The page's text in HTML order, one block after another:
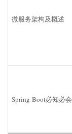
微服务架构及概述
Spring Boot必知必会